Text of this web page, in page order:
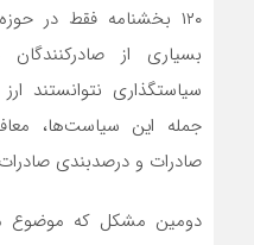
۱۲۰ بخشنامه فقط در
بسیاری از
سیاستگذاری نتوانستند
جمله این سیاست‌ها،
صادرات و درصدبندی
دومین مشکل که موضوع